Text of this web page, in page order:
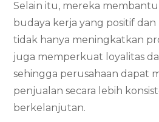
Selain itu, mereka
budaya kerja yang positif
tidak hanya meningkatkan
juga memperkuat loyalitas
sehingga perusahaan dapat
penjualan secara lebih
berkelanjutan.